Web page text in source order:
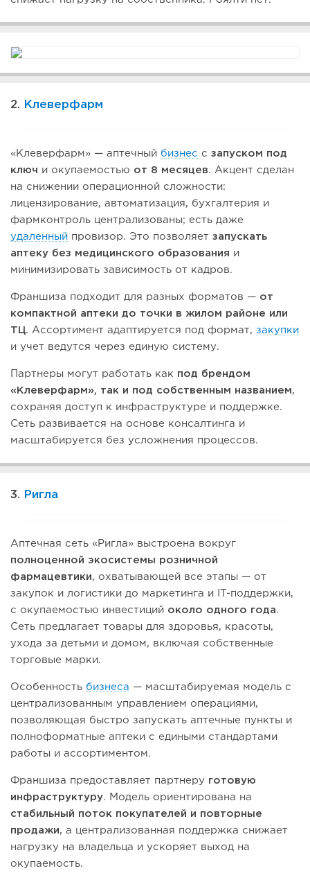
2. Клеверфарм
«Клеверфарм» — аптечный бизнес с запуском под
ключ и окупаемостью от 8 месяцев. Акцент сделан
на снижении операционной сложности:
лицензирование, автоматизация, бухгалтерия и
фармконтроль централизованы; есть даже
удаленный провизор. Это позволяет запускать
аптеку без медицинского образования и
минимизировать зависимость от кадров.
Франшиза подходит для разных форматов — от
компактной аптеки до точки в жилом районе или
ТЦ. Ассортимент адаптируется под формат, закупки
и учет ведутся через единую систему.
Партнеры могут работать как под брендом
«Клеверфарм», так и под собственным названием,
сохраняя доступ к инфраструктуре и поддержке.
Сеть развивается на основе консалтинга и
масштабируется без усложнения процессов.
3. Ригла
Аптечная сеть «Ригла» выстроена вокруг
полноценной экосистемы розничной
фармацевтики, охватывающей все этапы — от
закупок и логистики до маркетинга и IT-поддержки,
с окупаемостью инвестиций около одного года.
Сеть предлагает товары для здоровья, красоты,
ухода за детьми и домом, включая собственные
торговые марки.
Особенность бизнеса — масштабируемая модель с
централизованным управлением операциями,
позволяющая быстро запускать аптечные пункты и
полноформатные аптеки с едиными стандартами
работы и ассортиментом.
Франшиза предоставляет партнеру готовую
инфраструктуру. Модель ориентирована на
стабильный поток покупателей и повторные
продажи, а централизованная поддержка снижает
нагрузку на владельца и ускоряет выход на
окупаемость.